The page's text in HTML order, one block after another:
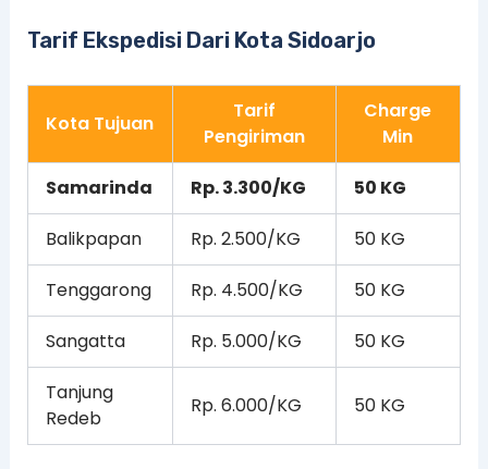
Tarif Ekspedisi Dari Kota Sidoarjo
Kota Tujuan
Tarif
Pengiriman
Charge
Min
Samarinda Rp. 3.300/KG 50 KG
Balikpapan Rp. 2.500/KG 50 KG
Tenggarong Rp. 4.500/KG 50 KG
Sangatta Rp. 5.000/KG 50 KG
Tanjung
Redeb
Rp. 6.000/KG 50 KG